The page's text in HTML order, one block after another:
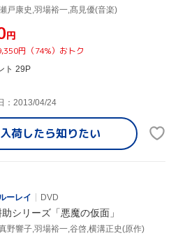
戸康史,羽場裕一,髙見優(音楽)
円
円（74%）おトク
ト 29P
：2013/04/24
入荷したら知りたい
ーレイ
DVD
シリーズ「悪魔の仮面」
野響子,羽場裕一,谷啓,横溝正史(原作)